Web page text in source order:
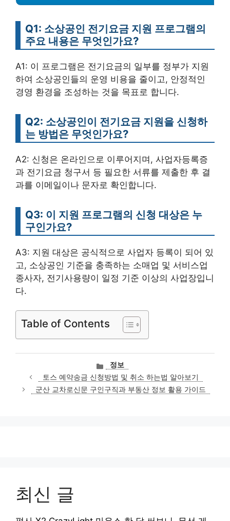
Q1: 소상공인 전기요금 지원 프로그램의
주요 내용은 무엇인가요?
A1: 이 프로그램은 전기요금의 일부를 정부가 지원
하여 소상공인들의 운영 비용을 줄이고, 안정적인
경영 환경을 조성하는 것을 목표로 합니다.
Q2: 소상공인이 전기요금 지원을 신청하
는 방법은 무엇인가요?
A2: 신청은 온라인으로 이루어지며, 사업자등록증
과 전기요금 청구서 등 필요한 서류를 제출한 후 결
과를 이메일이나 문자로 확인합니다.
Q3: 이 지원 프로그램의 신청 대상은 누
구인가요?
A3: 지원 대상은 공식적으로 사업자 등록이 되어 있
고, 소상공인 기준을 충족하는 소매업 및 서비스업
종사자, 전기사용량이 일정 기준 이상의 사업장입니
다.
Table of Contents
카
테
고
리
정보
토스 예약송금 신청방법 및 취소 하는법 알아보기
군산 교차로신문 구인구직과 부동산 정보 활용 가이드
최신 글